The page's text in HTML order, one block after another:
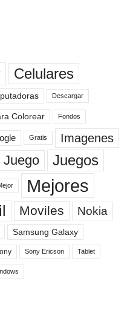
Celulares
Descargar
Colorear Fondos
Gratis Imagenes
Juego Juegos
Mejores
Moviles Nokia
Samsung Galaxy
Sony Ericson Tablet